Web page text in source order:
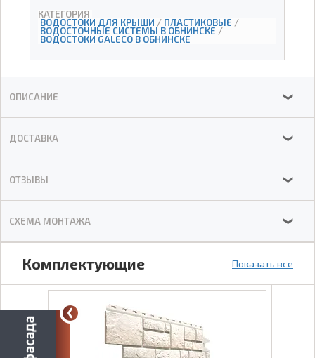
КАТЕГОРИЯ
ВОДОСТОКИ ДЛЯ КРЫШИ / ПЛАСТИКОВЫЕ /
ВОДОСТОЧНЫЕ СИСТЕМЫ В ОБНИНСКЕ /
ВОДОСТОКИ GALECO В ОБНИНСКЕ
ОПИСАНИЕ ❯
ДОСТАВКА ❯
ОТЗЫВЫ ❯
СХЕМА МОНТАЖА ❯
Комплектующие Показать все